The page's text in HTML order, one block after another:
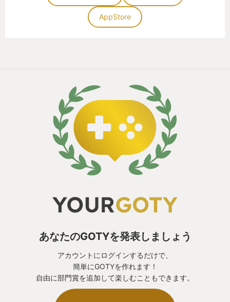
AppStore
あなたのGOTYを発表しましょう
アカウントにログインするだけで、
簡単にGOTYを作れます！
自由に部門賞を追加して楽しむこともできます。